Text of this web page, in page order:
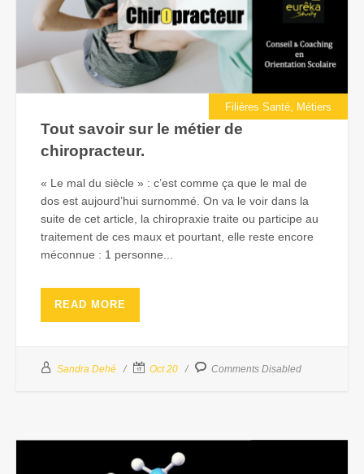
Filières Santé Métiers
Tout savoir sur le métier de
chiropracteur.
« Le mal du siècle » : c’est comme ça que le mal de
dos est aujourd’hui surnommé. On va le voir dans la
suite de cet article, la chiropraxie traite ou participe au
traitement de ces maux et pourtant, elle reste encore
méconnue : 1 personne...
READ MORE
Sandra Dehé Oct 20 Comments Disabled